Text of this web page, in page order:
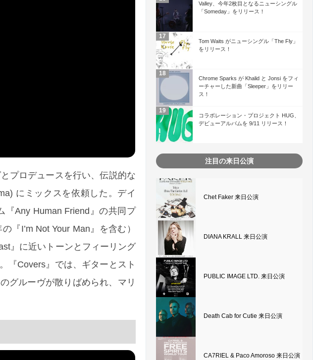
プロデュースを行い、伝説的な
にミックスを依頼した。デイ
『Any Human Friend』の共同プ
『I’m Not Your Man』を含む）
』に近いトーンとフィーリング
『Covers』では、ギターとスト
グルーヴが散りばめられ、マリ
Valley、今年2枚目となるニューシングル
「Someday」をリリース！
Tom Waits がニューシングル「The Fly」
をリリース！
Chrome Sparks が Khalid と Jonsi をフィ
ーチャーした新曲「Sleeper」をリリー
ス！
コラボレーション・プロジェクト HUG、
デビューアルバムを 9/11 リリース！
注目の来日公演
Chet Faker 来日公演
DIANA KRALL 来日公演
PUBLIC IMAGE LTD. 来日公演
Death Cab for Cutie 来日公演
CA7RIEL & Paco Amoroso 来日公演